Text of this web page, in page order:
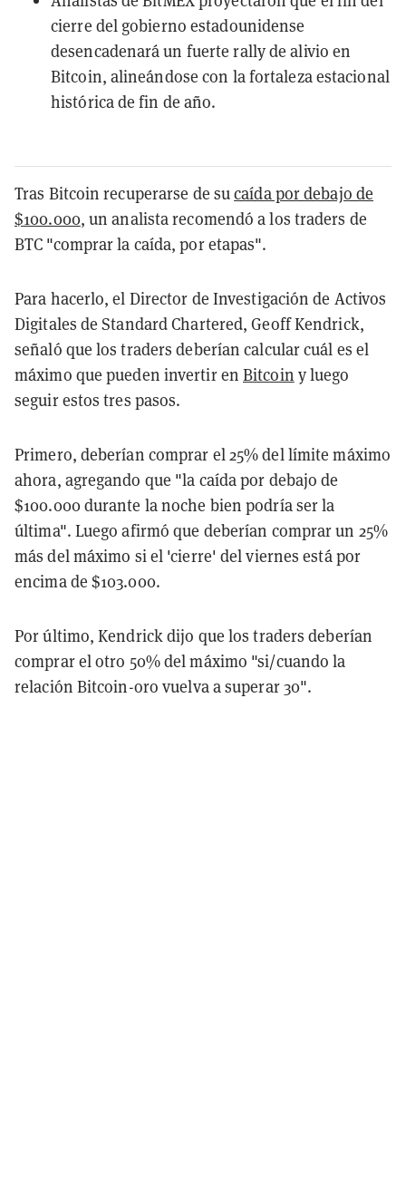
cierre del gobierno estadounidense
desencadenará un fuerte rally de alivio en
Bitcoin, alineándose con la fortaleza estacional
histórica de fin de año.
Tras Bitcoin recuperarse de sucaída por debajo de
$100.000, un analista recomendó a los traders de
BTC "comprar la caída, por etapas".
Para hacerlo, el Director de Investigación de Activos
Digitales de Standard Chartered, Geoff Kendrick,
señaló que los traders deberían calcular cuál es el
máximo que pueden invertir enBitcoin y luego
seguir estos tres pasos.
Primero, deberían comprar el 25% del límite máximo
ahora, agregando que "la caída por debajo de
$100.000 durante la noche bien podría ser la
última". Luego afirmó que deberían comprar un 25%
más del máximo si el 'cierre' del viernes está por
encima de $103.000.
Por último, Kendrick dijo que los traders deberían
comprar el otro 50% del máximo "si/cuando la
relación Bitcoin-oro vuelva a superar 30".